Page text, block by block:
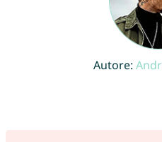
Autore: